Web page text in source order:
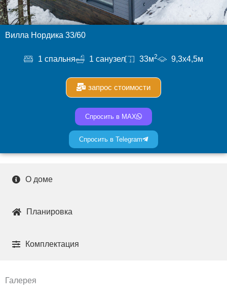
Вилла Нордика 33/60
1 спальня 1 санузел 33м2 9,3x4,5м
запрос стоимости
Спросить в MAX
Спросить в Telegram
О доме
Планировка
Комплектация
Галерея